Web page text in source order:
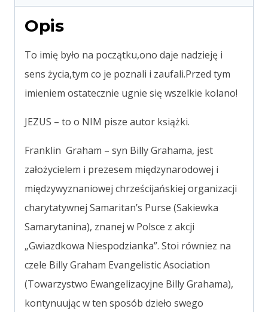
Opis
To imię było na początku,ono daje nadzieję i
sens życia,tym co je poznali i zaufali.Przed tym
imieniem ostatecznie ugnie się wszelkie kolano!
JEZUS – to o NIM pisze autor książki.
Franklin Graham – syn Billy Grahama, jest
założycielem i prezesem międzynarodowej i
międzywyznaniowej chrześcijańskiej organizacji
charytatywnej Samaritan’s Purse (Sakiewka
Samarytanina), znanej w Polsce z akcji
„Gwiazdkowa Niespodzianka”. Stoi równiez na
czele Billy Graham Evangelistic Asociation
(Towarzystwo Ewangelizacyjne Billy Grahama),
kontynuując w ten sposób dzieło swego